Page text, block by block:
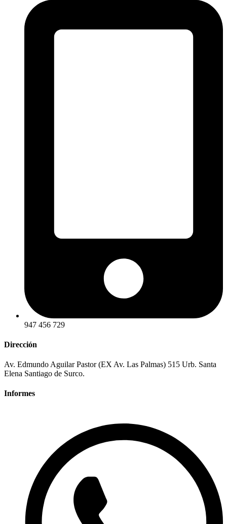
947 456 729
Dirección
Av. Edmundo Aguilar Pastor (EX Av. Las Palmas) 515 Urb. Santa
Elena Santiago de Surco.
Informes